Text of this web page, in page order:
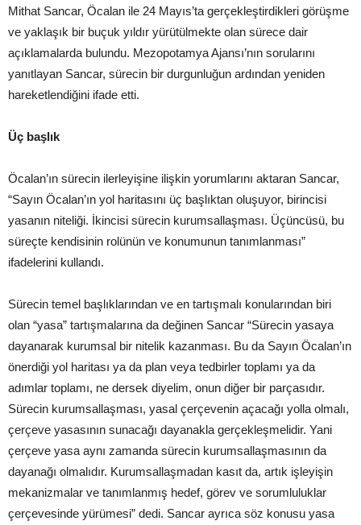
Mithat Sancar, Öcalan ile 24 Mayıs’ta gerçekleştirdikleri görüşme
ve yaklaşık bir buçuk yıldır yürütülmekte olan sürece dair
açıklamalarda bulundu. Mezopotamya Ajansı’nın sorularını
yanıtlayan Sancar, sürecin bir durgunluğun ardından yeniden
hareketlendiğini ifade etti.
Üç başlık
Öcalan’ın sürecin ilerleyişine ilişkin yorumlarını aktaran Sancar,
“Sayın Öcalan’ın yol haritasını üç başlıktan oluşuyor, birincisi
yasanın niteliği. İkincisi sürecin kurumsallaşması. Üçüncüsü, bu
süreçte kendisinin rolünün ve konumunun tanımlanması”
ifadelerini kullandı.
Sürecin temel başlıklarından ve en tartışmalı konularından biri
olan “yasa” tartışmalarına da değinen Sancar “Sürecin yasaya
dayanarak kurumsal bir nitelik kazanması. Bu da Sayın Öcalan’ın
önerdiği yol haritası ya da plan veya tedbirler toplamı ya da
adımlar toplamı, ne dersek diyelim, onun diğer bir parçasıdır.
Sürecin kurumsallaşması, yasal çerçevenin açacağı yolla olmalı,
çerçeve yasasının sunacağı dayanakla gerçekleşmelidir. Yani
çerçeve yasa aynı zamanda sürecin kurumsallaşmasının da
dayanağı olmalıdır. Kurumsallaşmadan kasıt da, artık işleyişin
mekanizmalar ve tanımlanmış hedef, görev ve sorumluluklar
çerçevesinde yürümesi” dedi. Sancar ayrıca söz konusu yasa